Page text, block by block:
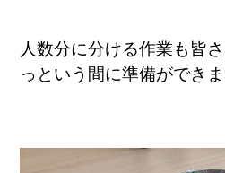
人数分に分ける作業も皆
っという間に準備ができま